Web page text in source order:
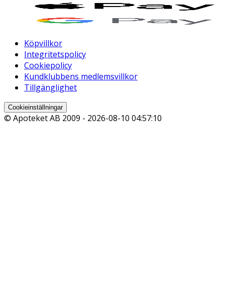
Köpvillkor
Integritetspolicy
Cookiepolicy
Kundklubbens medlemsvillkor
Tillgänglighet
Cookieinställningar
© Apoteket AB 2009 - 2026-08-10 04:57:10